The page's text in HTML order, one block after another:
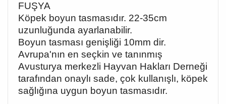
FUŞYA
Köpek boyun tasmasıdır. 22-35cm
uzunluğunda ayarlanabilir.
Boyun tasması genişliği 10mm dir.
Avrupa'nın en seçkin ve tanınmış
Avusturya merkezli Hayvan Hakları Derneği
tarafından onaylı sade, çok kullanışlı, köpek
sağlığına uygun boyun tasmasıdır.